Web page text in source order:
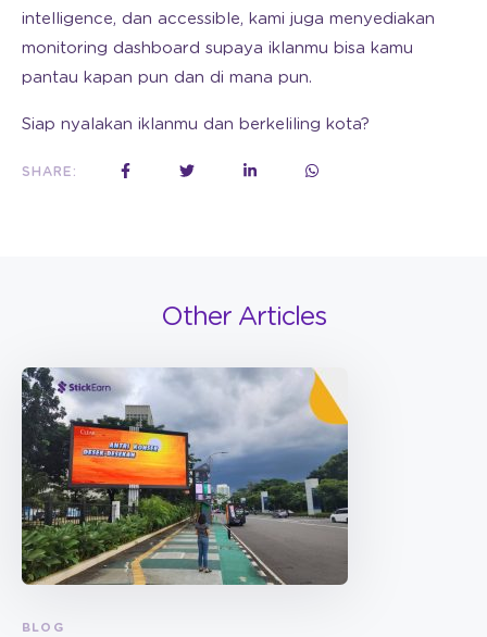
intelligence, dan accessible, kami juga menyediakan
monitoring dashboard supaya iklanmu bisa kamu
pantau kapan pun dan di mana pun.
Siap nyalakan iklanmu dan berkeliling kota?
SHARE:
Other Articles
BLOG